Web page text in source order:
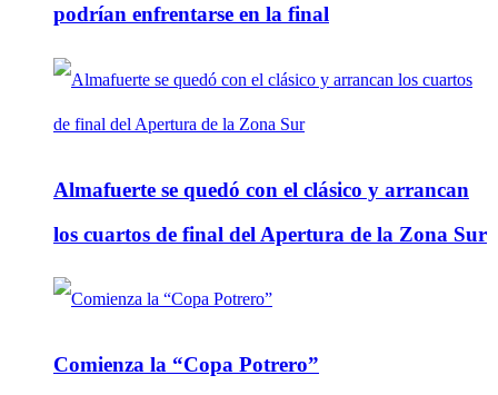
podrían enfrentarse en la final
Almafuerte se quedó con el clásico y arrancan
los cuartos de final del Apertura de la Zona Sur
Comienza la “Copa Potrero”